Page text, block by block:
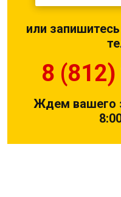
или
8
Ждем вашего